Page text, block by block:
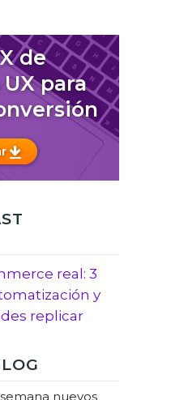
de
para
real: 3
y
replicar
nuevos